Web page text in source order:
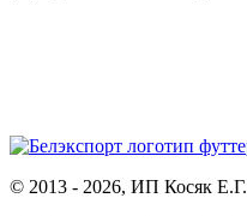
© 2013 - 2026, ИП Косяк Е.Г.